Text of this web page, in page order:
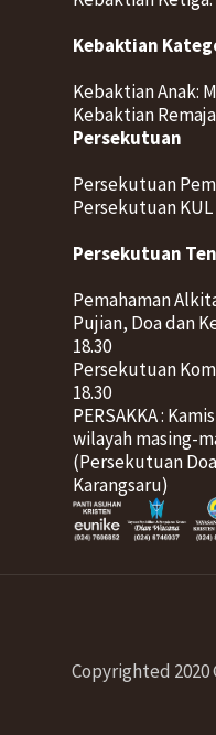
Kebaktian
Kebaktian Anak:
Kebaktian
Persekutuan
Persekutuan
Persekutuan KUL
Persekutuan
Pemahaman
Pujian, Doa dan
18.30
Persekutuan
18.30
PERSAKKA :
wilayah masing-
(Persekutuan
Karangsaru)
Copyrighted 2020